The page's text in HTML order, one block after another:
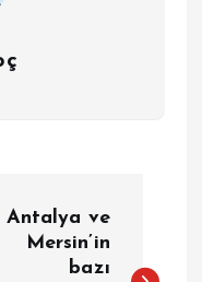
Antalya ve
Mersin’in
bazı